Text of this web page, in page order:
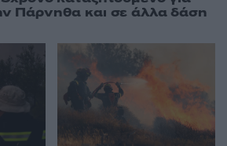
Πάρνηθα και σε άλλα δάση